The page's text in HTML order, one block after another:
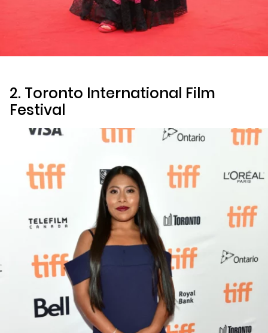
2. Toronto International Film
Festival